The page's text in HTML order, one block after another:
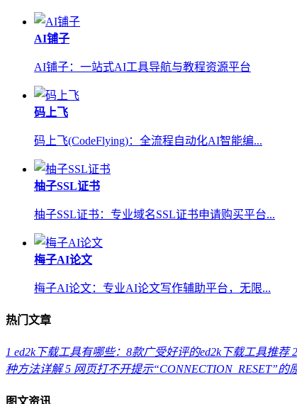
AI铺子
AI铺子：一站式AI工具导航与教程资源平台
码上飞
码上飞(CodeFlying)：全流程自动化AI智能编...
柚子SSL证书
柚子SSL证书：专业域名SSL证书申请购买平台...
梅子AI论文
梅子AI论文：专业AI论文写作辅助平台，无限...
热门文章
1 ed2k下载工具有哪些：8款广受好评的ed2k下载工具推荐 2
种方法详解 5 网页打不开提示“CONNECTION_RESET”的
图文资讯